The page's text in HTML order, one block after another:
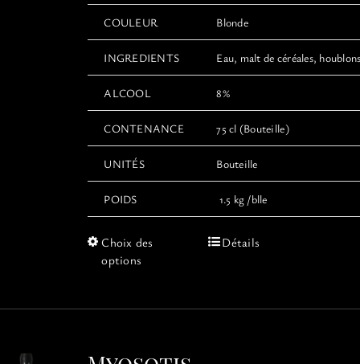
COULEUR Blonde
INGREDIENTS Eau, malt de céréales,
ALCOOL 8%
CONTENANCE 75 cl (Bouteille)
UNITÉS Bouteille
POIDS 1.5 kg /blle
Choix des
options
Ce
variations.
Détails